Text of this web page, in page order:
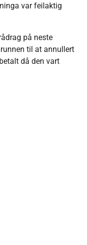
var feilaktig
på neste
til at annullert
då den vart